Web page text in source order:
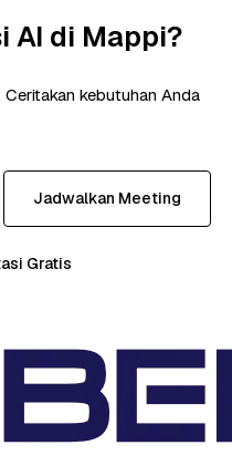
AI di Mappi?
kebutuhan Anda
Jadwalkan Meeting
Gratis